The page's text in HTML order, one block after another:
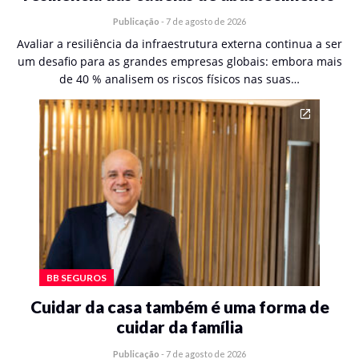
Publicação - 7 de agosto de 2026
Avaliar a resiliência da infraestrutura externa continua a ser
um desafio para as grandes empresas globais: embora mais
de 40 % analisem os riscos físicos nas suas…
BB SEGUROS
Cuidar da casa também é uma forma de
cuidar da família
Publicação - 7 de agosto de 2026